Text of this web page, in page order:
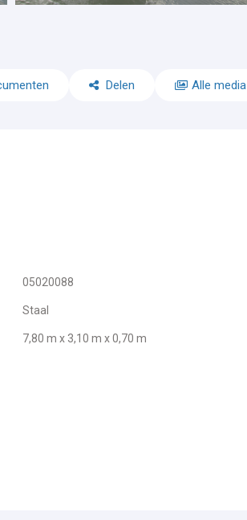
Delen Alle media
05020088
Staal
7,80 m x 3,10 m x 0,70 m